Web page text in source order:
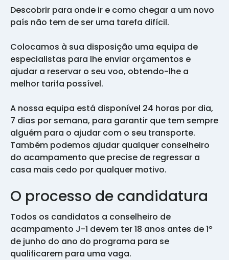
Descobrir para onde ir e como chegar a um novo
país não tem de ser uma tarefa difícil.
Colocamos à sua disposição uma equipa de
especialistas para lhe enviar orçamentos e
ajudar a reservar o seu voo, obtendo-lhe a
melhor tarifa possível.
A nossa equipa está disponível 24 horas por dia,
7 dias por semana, para garantir que tem sempre
alguém para o ajudar com o seu transporte.
Também podemos ajudar qualquer conselheiro
do acampamento que precise de regressar a
casa mais cedo por qualquer motivo.
O processo de candidatura
Todos os candidatos a conselheiro de
acampamento J-1 devem ter 18 anos antes de 1º
de junho do ano do programa para se
qualificarem para uma vaga.